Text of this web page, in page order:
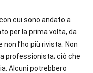
cui sono andato a
per la prima volta, da
l’ho più rivista. Non
professionista; ciò che
Alcuni potrebbero